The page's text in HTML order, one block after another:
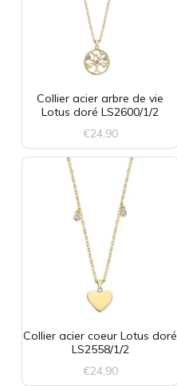
Collier acier arbre de vie
Lotus doré LS2600/1/2
€24,90
Collier acier coeur Lotus doré
LS2558/1/2
€24,90